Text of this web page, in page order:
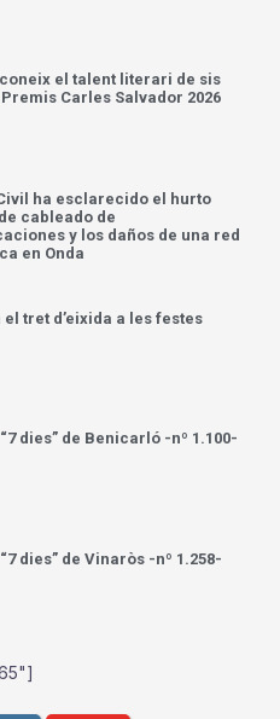
el talent literari de sis
Carles Salvador 2026
ha esclarecido el hurto
cableado de
y los daños de una red
en Onda
tret d’eixida a les festes
dies” de Benicarló -nº 1.100-
dies” de Vinaròs -nº 1.258-